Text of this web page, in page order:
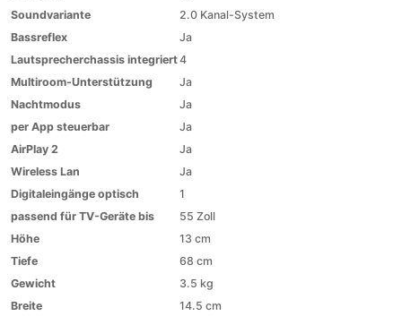
Soundvariante
2.0 Kanal-System
Bassreflex
Ja
Lautsprecherchassis integriert4
Multiroom-Unterstützung
Ja
Nachtmodus
Ja
per App steuerbar
Ja
AirPlay 2
Ja
Wireless Lan
Ja
Digitaleingänge optisch
1
passend für TV-Geräte bis
55 Zoll
Höhe
13 cm
Tiefe
68 cm
Gewicht
3.5 kg
Breite
14.5 cm